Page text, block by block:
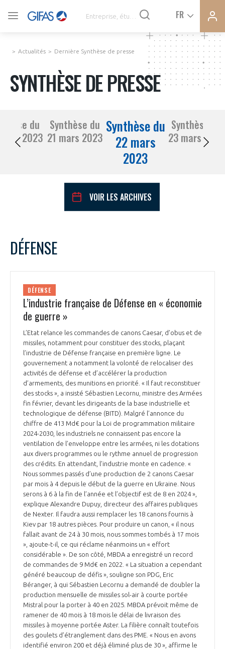
FR
SYNTHÈSE DE PRESSE
COMMUNIQUÉS DE PRESSE
PRÉSENTATION
NOTRE VISION
NOS MISSIONS
NOTRE HISTOIRE
ORGANISATION
LE CONSEIL DU GIFAS
L’ÉQUIPE DU GIFAS
NOS RÉSEAUX À L'INTERNATIONAL
FONCTIONNEMENT
GEADS
COMITÉ AERO PME
STARTAIR
COMMISSIONS ET COMITÉS
ACCOMPAGNEMENT DE NOS ADHÉRENTS
LES PROGRAMMES DU GIFAS
UN ÉCOSYSTÈME INTÉGRÉ ET COHÉRENT
POURQUOI DEVENIR MEMBRE ?
LA MÉDIATION
LA MÉDIATION DANS LA FILIÈRE AÉRONAUTIQUE ET SPATIALE
LE MÉDIATEUR DE LA FILIÈRE AÉRONAUTIQUE ET SPATIALE
MÉDIATION ET CHARTE D’ENGAGEMENT SUR LES RELATIONS ENTRE
CLIENTS ET FOURNISSEURS
LA MÉDIATION AU-DELÀ DE LA FILIÈRE AÉRONAUTIQUE ET SPATIALE
PRENDRE CONTACT AVEC LE MÉDIATEUR DE LA FILIÈRE
LE SALON DU BOURGET
L'OBSERVATOIRE
CHIFFRES CLÉS
LES ENJEUX
COMPÉTITIVITÉ
EMPLOI & FORMATION
ENVIRONNEMENT
LES PUBLICATIONS
DOCUMENTS & BROCHURES
RAPPORTS D'ACTIVITÉS
Actualités Dernière Synthèse de presse
SYNTHÈSE DE PRESSE
du
20 mars 2023
Synthèse du
21 mars 2023
Synthèse du
22 mars
2023
Synthèse du
23 mars 2023
VOIR LES ARCHIVES
1 2 3 4
5
DÉFENSE
DÉFENSE
L’industrie française de Défense en « économie
de guerre »
L’Etat relance les commandes de canons Caesar, d’obus et de
missiles, notamment pour constituer des stocks, plaçant
l’industrie de Défense française en première ligne. Le
gouvernement a notamment la volonté de relocaliser des
activités de défense et d’accélérer la production
d’armements, des munitions en priorité. « Il faut reconstituer
des stocks », a insisté Sébastien Lecornu, ministre des Armées
fin février, devant les dirigeants de la base industrielle et
technologique de défense (BITD). Malgré l’annonce du
chiffre de 413 Md€ pour la Loi de programmation militaire
2024-2030, les industriels ne connaissent pas encore la
ventilation de l’enveloppe entre les armées, ni les dotations
aux divers programmes ou le rythme annuel de progression
des crédits. En attendant, l’industrie monte en cadence. «
Nous sommes passés d’une production de 2 canons Caesar
par mois à 4 depuis le début de la guerre en Ukraine. Nous
serons à 6 à la fin de l’année et l’objectif est de 8 en 2024 »,
explique Alexandre Dupuy, directeur des affaires publiques
de Nexter. Il faudra aussi remplacer les 18 canons fournis à
Kiev par 18 autres pièces. Pour produire un canon, « il nous
fallait avant de 24 à 30 mois, nous sommes tombés à 17 mois
», ajoute-t-il, ce qui réclame néanmoins un « effort
considérable ». De son côté, MBDA a enregistré un record
de commandes de 9 Md€ en 2022. « La situation a cependant
généré beaucoup de défis », souligne son PDG, Eric
Béranger, à qui Sébastien Lecornu a demandé de doubler la
production mensuelle de missiles sol-air à courte portée
Mistral pour la porter à 40 en 2025. MBDA prévoit même de
ramener de 40 mois à 18 mois le délai de livraison des
missiles à moyenne portée Aster. La filière connaît toutefois
des goulets d’étranglement dans des PME. « Nous en avons
identifié environ 200 et déjà éliminé plus de 30 », affirme le
VOUS ÊTES ADHÉRENTS
PAS ENCORE ADHÉRENT ?
Rejoignez une filière d’excellence et développez
Découvrez les avantages d'adhérer au GIFAS.
Rencontres, salons, données sectorielles,
programmes ...
DEMANDE D’ADHÉSION
DEMANDE D’ADHÉSION
Avez-vous un statut de droit français ?